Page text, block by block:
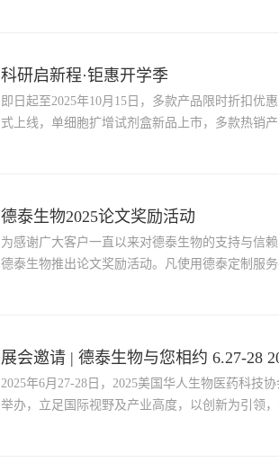
科研启新程·钜惠开学季
即日起至2025年10月15日，多款产品限时折扣优
式上线，单细胞扩增试剂盒新品上市，多款热销产
德泰生物2025论文奖励活动
为感谢广大客户一直以来对德泰生物的支持与信
德泰生物推出论文奖励活动。凡使用德泰定制服
展会邀请 | 德泰生物与您相约 6.27-28
2025年6月27-28日，2025美国华人生物医药科技
举办，立足国际视野及产业高度，以创新为引领